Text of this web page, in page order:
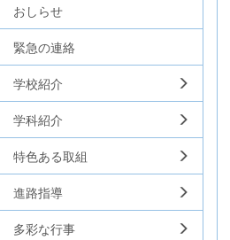
おしらせ
緊急の連絡
学校紹介
学科紹介
特色ある取組
進路指導
多彩な行事